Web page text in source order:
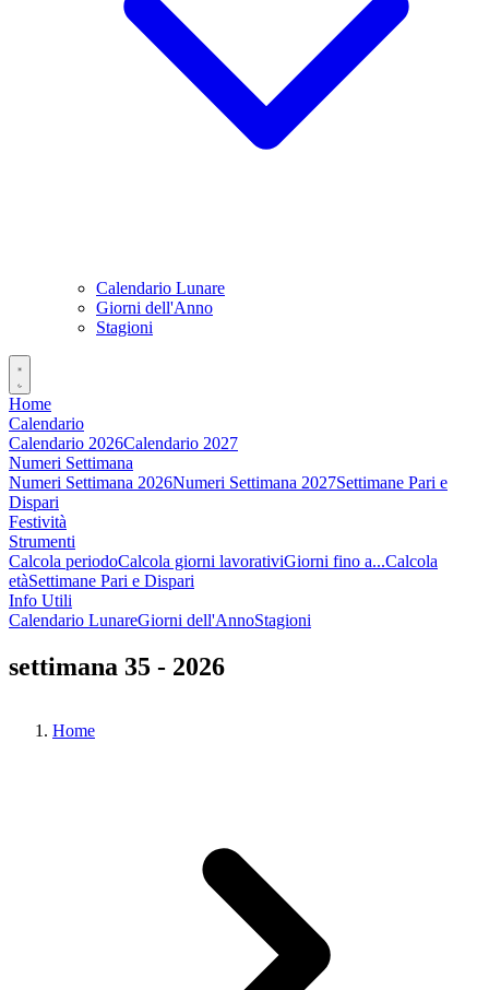
Calendario Lunare
Giorni dell'Anno
Stagioni
Home
Calendario
Calendario 2026Calendario 2027
Numeri Settimana
Numeri Settimana 2026Numeri Settimana 2027Settimane Pari e
Dispari
Festività
Strumenti
Calcola periodoCalcola giorni lavorativiGiorni fino a...Calcola
etàSettimane Pari e Dispari
Info Utili
Calendario LunareGiorni dell'AnnoStagioni
settimana 35 - 2026
Home